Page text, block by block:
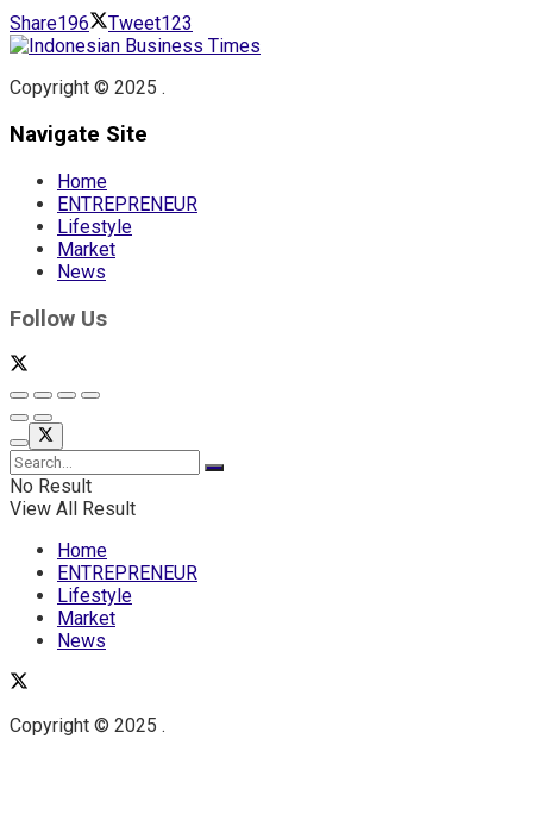
Share196 Tweet123
Copyright © 2025 .
Navigate Site
Home
ENTREPRENEUR
Lifestyle
Market
News
Follow Us
No Result
View All Result
Home
ENTREPRENEUR
Lifestyle
Market
News
Copyright © 2025 .